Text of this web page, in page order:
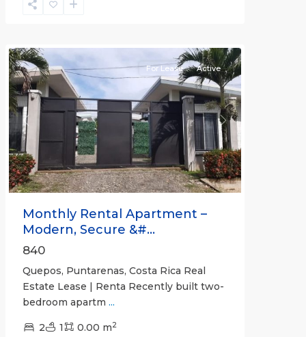
Previous Next
For Lease Active
Monthly Rental Apartment –
Modern, Secure &#...
840
Quepos, Puntarenas, Costa Rica Real
Estate Lease | Renta Recently built two-
bedroom apartm ...
2 1 0.00 m2